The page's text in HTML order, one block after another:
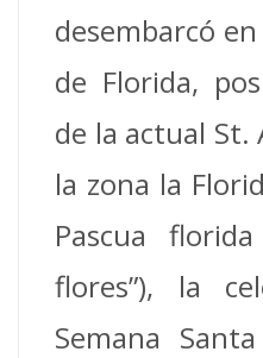
desembarcó
de Florida,
de la actual St.
la zona la
Pascua
flores”), la
Semana